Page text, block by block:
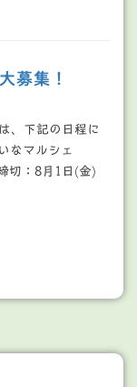
募集！
、下記の日程に
なマルシェ
：8月1日(金)